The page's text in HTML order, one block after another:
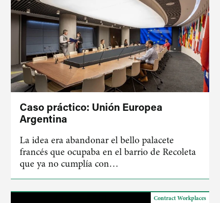
Caso práctico: Unión Europea
Argentina
La idea era abandonar el bello palacete
francés que ocupaba en el barrio de Recoleta
que ya no cumplía con…
Contract Workplaces